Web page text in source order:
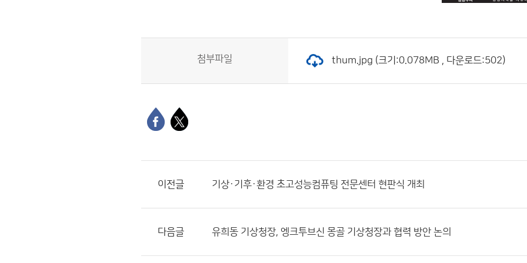
첨부파일 thum.jpg (크기:0.078MB , 다운로드:502)
이전글 기상·기후·환경 초고성능컴퓨팅 전문센터 현판식 개최
다음글 유희동 기상청장, 엥크투브신 몽골 기상청장과 협력 방안 논의